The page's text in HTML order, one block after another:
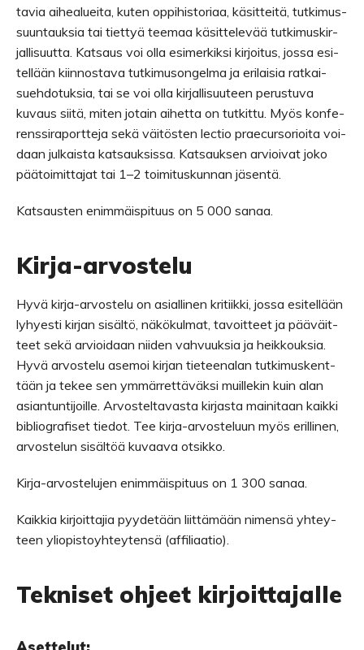
ta­via aihea­lueita, kuten oppi­his­to­riaa, käsit­teitä, tut­ki­mus­
suun­tauk­sia tai tiet­tyä tee­maa käsit­te­le­vää tut­ki­mus­kir­
jal­li­suutta. Kat­saus voi olla esi­mer­kiksi kir­joi­tus, jossa esi­
tel­lään kiin­nos­tava tut­ki­muson­gelma ja eri­lai­sia rat­kai­
sueh­do­tuk­sia, tai se voi olla kir­jal­li­suu­teen perus­tuva
kuvaus siitä, miten jotain aihetta on tut­kittu. Myös kon­fe­
rens­si­ra­port­teja sekä väi­tös­ten lec­tio praecur­so­rioita voi­
daan jul­kaista kat­sauk­sissa. Kat­sauk­sen arvioi­vat joko
pää­toi­mit­ta­jat tai 1–2 toi­mi­tus­kun­nan jäsentä.
Kat­saus­ten enim­mäis­pi­tuus on 5 000 sanaa.
Kirja-arvostelu
Hyvä kirja-arvostelu on asial­li­nen kri­tiikki, jossa esi­tel­lään
lyhyesti kir­jan sisältö, näkö­kul­mat, tavoit­teet ja pää­väit­
teet sekä arvioi­daan nii­den vah­vuuk­sia ja heik­kouk­sia.
Hyvä arvos­telu ase­moi kir­jan tie­tee­na­lan tut­ki­mus­kent­
tään ja tekee sen ymmär­ret­tä­väksi muil­le­kin kuin alan
asian­tun­ti­joille. Arvos­tel­ta­vasta kir­jasta mai­ni­taan kaikki
bib­lio­gra­fi­set tie­dot. Tee kirja-arvosteluun myös eril­li­nen,
arvos­te­lun sisäl­töä kuvaava otsikko.
Kirja-arvostelujen enim­mäis­pi­tuus on 1 300 sanaa.
Kaik­kia kir­joit­ta­jia pyy­de­tään liit­tä­mään nimensä yhtey­
teen yli­opis­to­yh­tey­tensä (affiliaatio).
Tek­ni­set ohjeet kirjoittajalle